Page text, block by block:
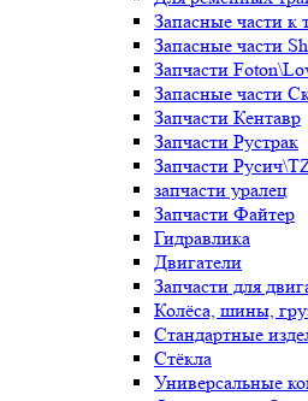
Запасные части к
Запасные части
Запчасти
Запасные части
Запчасти Кентавр
Запчасти Рустрак
Запчасти
запчасти уралец
Запчасти Файтер
Гидравлика
Двигатели
Запчасти для
Колёса, шины,
Стандартные
Стёкла
Универсальные